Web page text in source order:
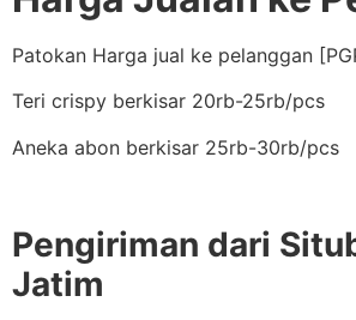
Patokan Harga jual ke pelanggan
Teri crispy berkisar 20rb-25rb/pcs
Aneka abon berkisar 25rb-30rb/pcs
Pengiriman dari
Jatim